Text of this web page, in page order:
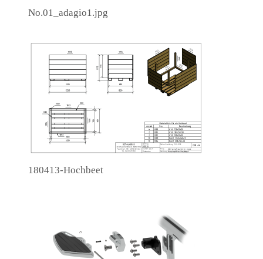
No.01_adagio1.jpg
180413-Hochbeet